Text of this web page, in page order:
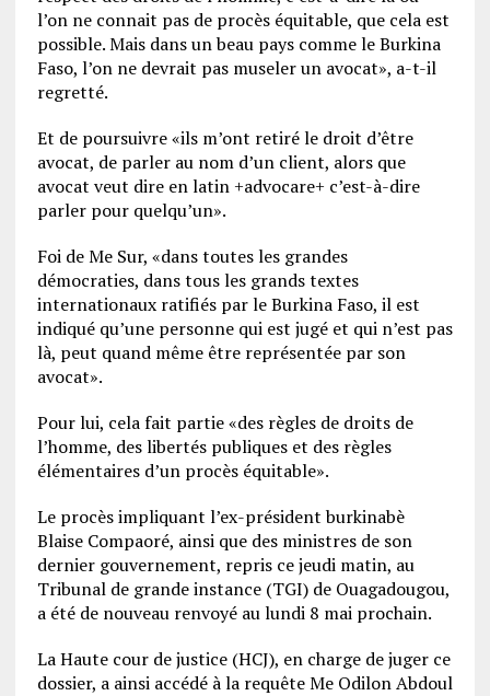
l’on ne connait pas de procès équitable, que cela est
possible. Mais dans un beau pays comme le Burkina
Faso, l’on ne devrait pas museler un avocat», a-t-il
regretté.
Et de poursuivre «ils m’ont retiré le droit d’être
avocat, de parler au nom d’un client, alors que
avocat veut dire en latin +advocare+ c’est-à-dire
parler pour quelqu’un».
Foi de Me Sur, «dans toutes les grandes
démocraties, dans tous les grands textes
internationaux ratifiés par le Burkina Faso, il est
indiqué qu’une personne qui est jugé et qui n’est pas
là, peut quand même être représentée par son
avocat».
Pour lui, cela fait partie «des règles de droits de
l’homme, des libertés publiques et des règles
élémentaires d’un procès équitable».
Le procès impliquant l’ex-président burkinabè
Blaise Compaoré, ainsi que des ministres de son
dernier gouvernement, repris ce jeudi matin, au
Tribunal de grande instance (TGI) de Ouagadougou,
a été de nouveau renvoyé au lundi 8 mai prochain.
La Haute cour de justice (HCJ), en charge de juger ce
dossier, a ainsi accédé à la requête Me Odilon Abdoul